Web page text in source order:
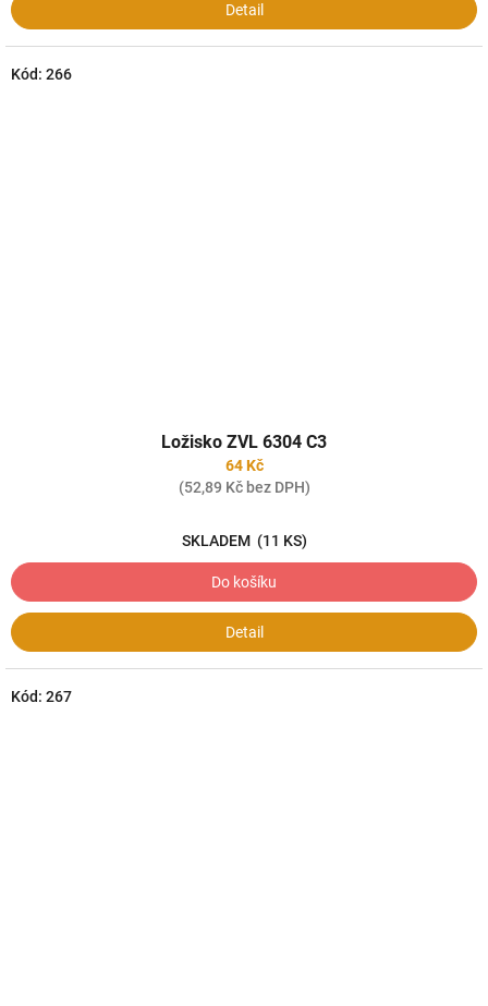
Detail
Ložisko ZVL 6304 C3
64 Kč
(52,89 Kč bez DPH)
SKLADEM (11 KS)
Do košíku
Detail
Kód: 266
Kód: 267